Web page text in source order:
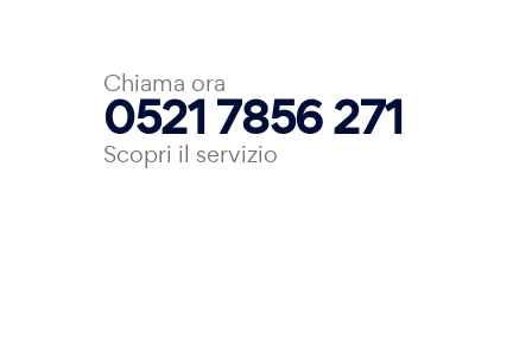
Chiama ora
0521 7856 271
Scopri il servizio